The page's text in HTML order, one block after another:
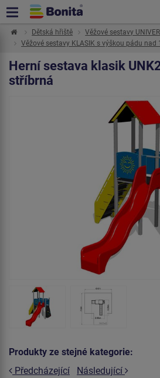
Dětská hřiště
Věžové sestavy
Věžové sestavy KLASIK s výškou pádu nad
Herní sestava klasik
stříbrná
Produkty ze stejné kategorie:
Předcházející
Následující